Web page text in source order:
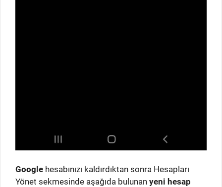
Google hesabınızı kaldırdıktan sonra Hesapları
Yönet sekmesinde aşağıda bulunan yeni hesap